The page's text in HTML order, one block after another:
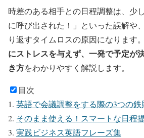
時差のある相手との日程調整は、少
に呼び出された！」といった誤解や
り返すタイムロスの原因になります
にストレスを与えず、一発で予定が
き方をわかりやすく解説します。
目次
英語で会議調整をする際の3つの鉄
そのまま使える！スマートな日程
実践ビジネス英語フレーズ集